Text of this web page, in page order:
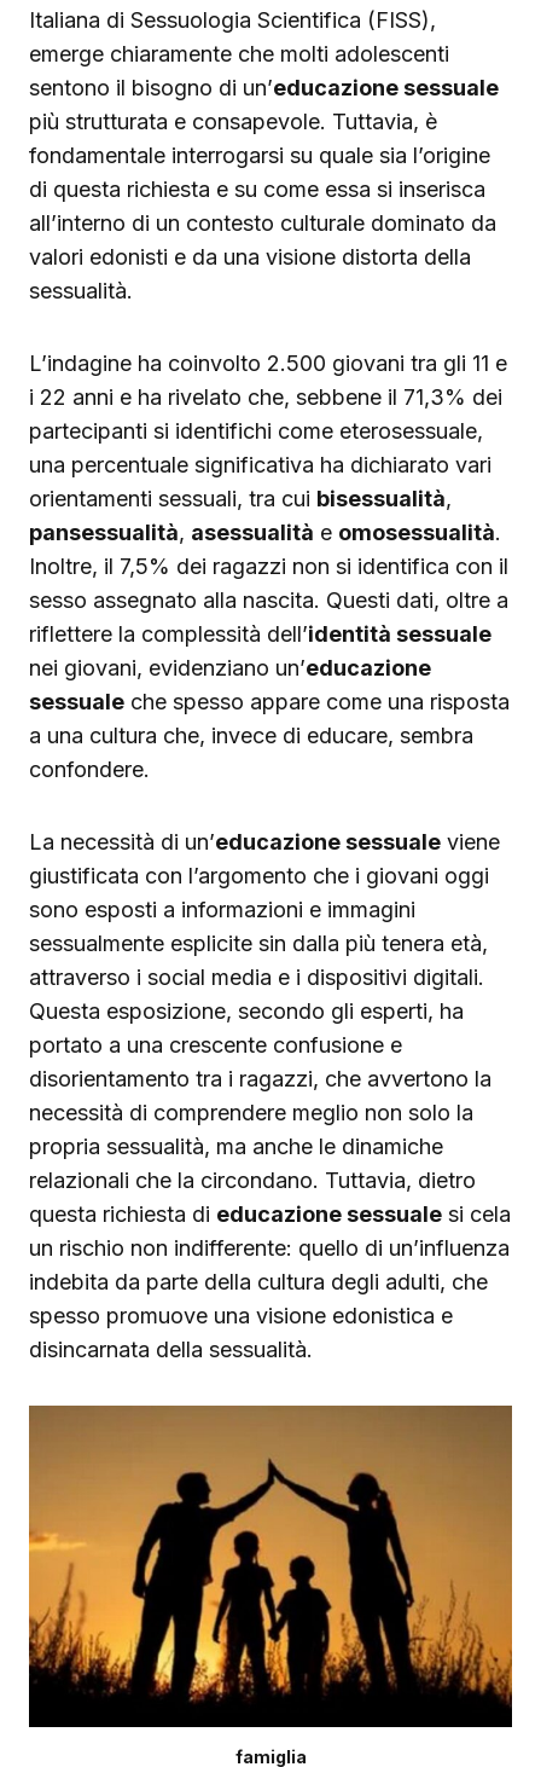
Italiana di Sessuologia Scientifica (FISS),
emerge chiaramente che molti adolescenti
sentono il bisogno di un’educazione sessuale
più strutturata e consapevole. Tuttavia, è
fondamentale interrogarsi su quale sia l’origine
di questa richiesta e su come essa si inserisca
all’interno di un contesto culturale dominato da
valori edonisti e da una visione distorta della
sessualità.
L’indagine ha coinvolto 2.500 giovani tra gli 11 e
i 22 anni e ha rivelato che, sebbene il 71,3% dei
partecipanti si identifichi come eterosessuale,
una percentuale significativa ha dichiarato vari
orientamenti sessuali, tra cui bisessualità,
pansessualità, asessualità e omosessualità.
Inoltre, il 7,5% dei ragazzi non si identifica con il
sesso assegnato alla nascita. Questi dati, oltre a
riflettere la complessità dell’identità sessuale
nei giovani, evidenziano un’educazione
sessuale che spesso appare come una risposta
a una cultura che, invece di educare, sembra
confondere.
La necessità di un’educazione sessuale viene
giustificata con l’argomento che i giovani oggi
sono esposti a informazioni e immagini
sessualmente esplicite sin dalla più tenera età,
attraverso i social media e i dispositivi digitali.
Questa esposizione, secondo gli esperti, ha
portato a una crescente confusione e
disorientamento tra i ragazzi, che avvertono la
necessità di comprendere meglio non solo la
propria sessualità, ma anche le dinamiche
relazionali che la circondano. Tuttavia, dietro
questa richiesta di educazione sessuale si cela
un rischio non indifferente: quello di un’influenza
indebita da parte della cultura degli adulti, che
spesso promuove una visione edonistica e
disincarnata della sessualità.
famiglia